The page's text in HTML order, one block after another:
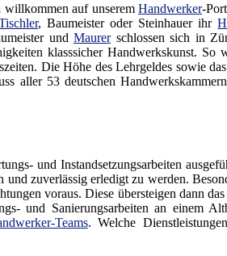
auf unseremHandwerker-
, Baumeister oder Steinhauer ihr
und Maurerschlossen sich in
klasssicher Handwerkskunst. So
Die Höhe des Lehrgeldes sowie
aller 53 deutschen
und Instandsetzungsarbeiten
und zuverlässig erledigt zu werden.
voraus. Diese übersteigen dann
und Sanierungsarbeiten an einem
Teams. Welche